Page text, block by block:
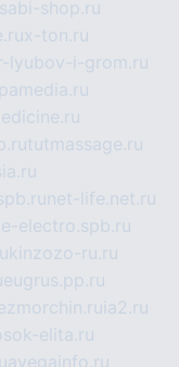
shop.ru
x-ton.ru
lyubov-i-grom.ru
tutmassage.ru
net-life.net.ru
electro.spb.ru
kinzozo-ru.ru
eugrus.pp.ru
ia2.ru
elita.ru
avegainfo.ru